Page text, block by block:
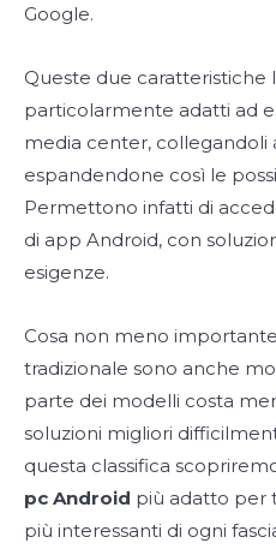
Google.
Queste due caratteristiche
particolarmente adatti ad
media center, collegandoli
espandendone così le
Permettono infatti di
di app Android, con
esigenze.
Cosa non meno
tradizionale sono anche
parte dei modelli costa
soluzioni migliori
questa classifica
pc Android più adatto per
più interessanti di ogni